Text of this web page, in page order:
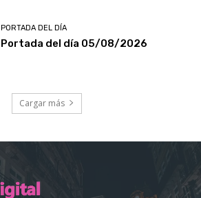
PORTADA DEL DÍA
Portada del día 05/08/2026
Cargar más